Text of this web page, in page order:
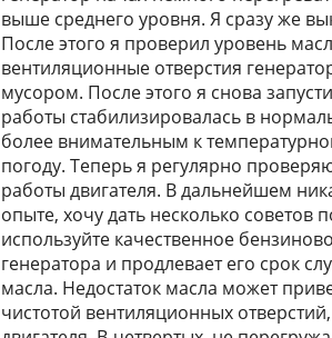
выше среднего уровня. Я сразу же
После этого я проверил уровень
вентиляционные отверстия
мусором. После этого я снова
работы стабилизировалась в
более внимательным к
погоду. Теперь я регулярно
работы двигателя. В дальнейшем
опыте, хочу дать несколько советов
используйте качественное
генератора и продлевает его срок
масла. Недостаток масла может
чистотой вентиляционных